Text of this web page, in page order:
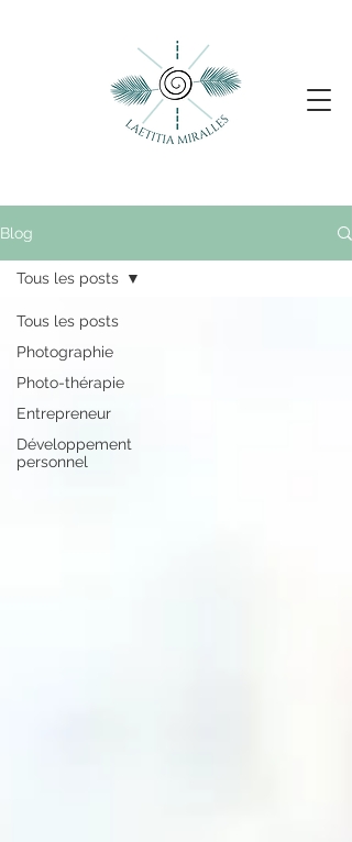
Blog
Tous les posts
Photographie
Photo-thérapie
Entrepreneur
Développement
personnel
Tous les posts